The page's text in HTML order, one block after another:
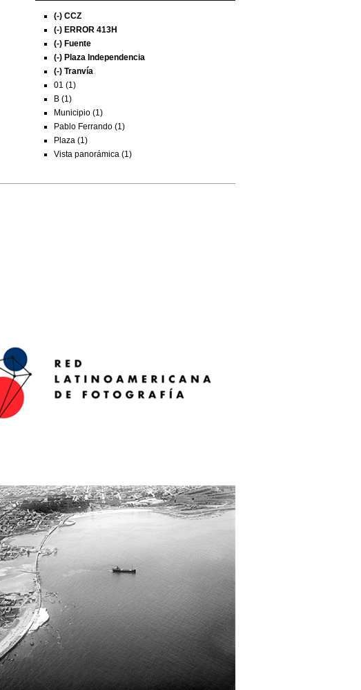
(-) CCZ
(-) ERROR 413H
(-) Fuente
(-) Plaza Independencia
(-) Tranvía
01 (1)
B (1)
Municipio (1)
Pablo Ferrando (1)
Plaza (1)
Vista panorámica (1)